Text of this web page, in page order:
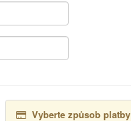
Vyberte způsob platby